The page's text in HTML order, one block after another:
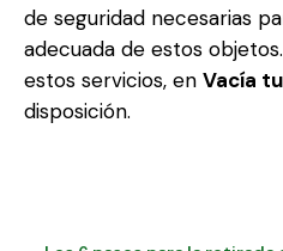
de seguridad necesarias
adecuada de estos
estos servicios, en Vacía
disposición.